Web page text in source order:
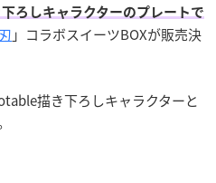
ろしキャラクターのプレートで
」コラボスイーツBOXが販売決
描き下ろしキャラクターと